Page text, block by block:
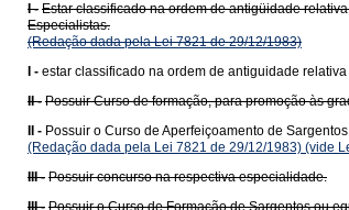
I - Estar classificado na ordem de antigüidade
Especialistas.
(Redação dada pela Lei 7821 de 29/12/1983)
I - estar classificado na ordem de antiguidade
II - Possuir Curso de formação, para promoção às
II - Possuir o Curso de Aperfeiçoamento de
(Redação dada pela Lei 7821 de 29/12/1983) (vide
III - Possuir concurso na respectiva especialidade.
III - Possuir o Curso de Formação de Sargentos ou